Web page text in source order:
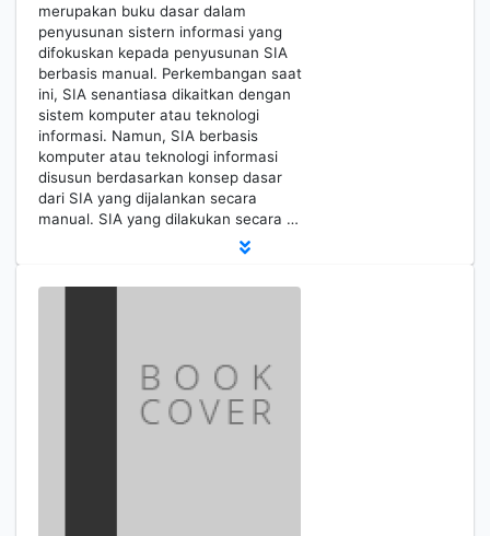
merupakan buku dasar dalam
penyusunan sistern informasi yang
difokuskan kepada penyusunan SIA
berbasis manual. Perkembangan saat
ini, SIA senantiasa dikaitkan dengan
sistem komputer atau teknologi
informasi. Namun, SIA berbasis
komputer atau teknologi informasi
disusun berdasarkan konsep dasar
dari SIA yang dijalankan secara
manual. SIA yang dilakukan secara …